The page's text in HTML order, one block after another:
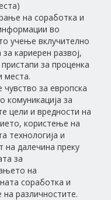
на соработка и
во
учење вклучително
за кариерен развој,
за проценка
места.
за европска
комуникација за
цели и вредности на
користење на
технологија и
на далечина преку
за
на
соработка и
различностите.